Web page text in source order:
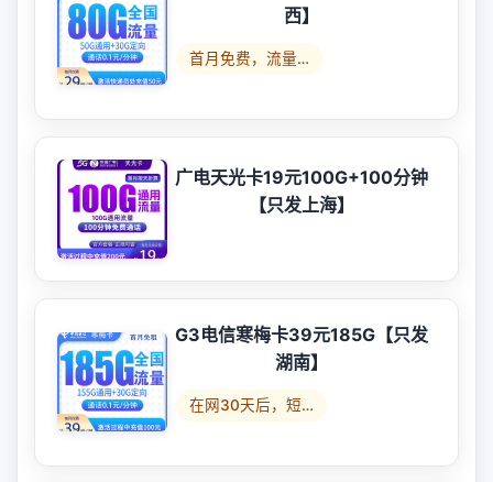
西】
首月免费，流量…
广电天光卡19元100G+100分钟
【只发上海】
G3电信寒梅卡39元185G【只发
湖南】
在网30天后，短…